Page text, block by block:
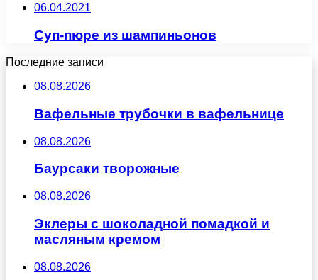
06.04.2021
Суп-пюре из шампиньонов
Последние записи
08.08.2026
Вафельные трубочки в вафельнице
08.08.2026
Баурсаки творожные
08.08.2026
Эклеры с шоколадной помадкой и
масляным кремом
08.08.2026